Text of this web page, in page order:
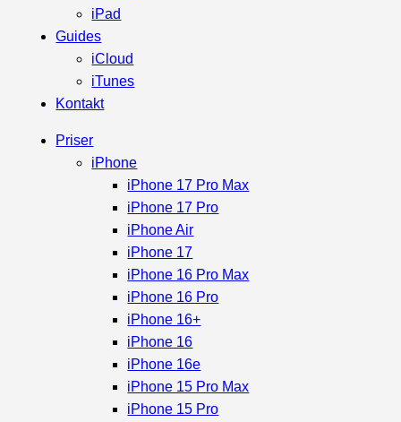
iPad
Guides
iCloud
iTunes
Kontakt
Priser
iPhone
iPhone 17 Pro Max
iPhone 17 Pro
iPhone Air
iPhone 17
iPhone 16 Pro Max
iPhone 16 Pro
iPhone 16+
iPhone 16
iPhone 16e
iPhone 15 Pro Max
iPhone 15 Pro